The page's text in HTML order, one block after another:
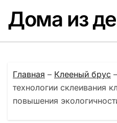
содержанию
Дома из
Главная – Клееный брус –
технологии склеивания
повышения